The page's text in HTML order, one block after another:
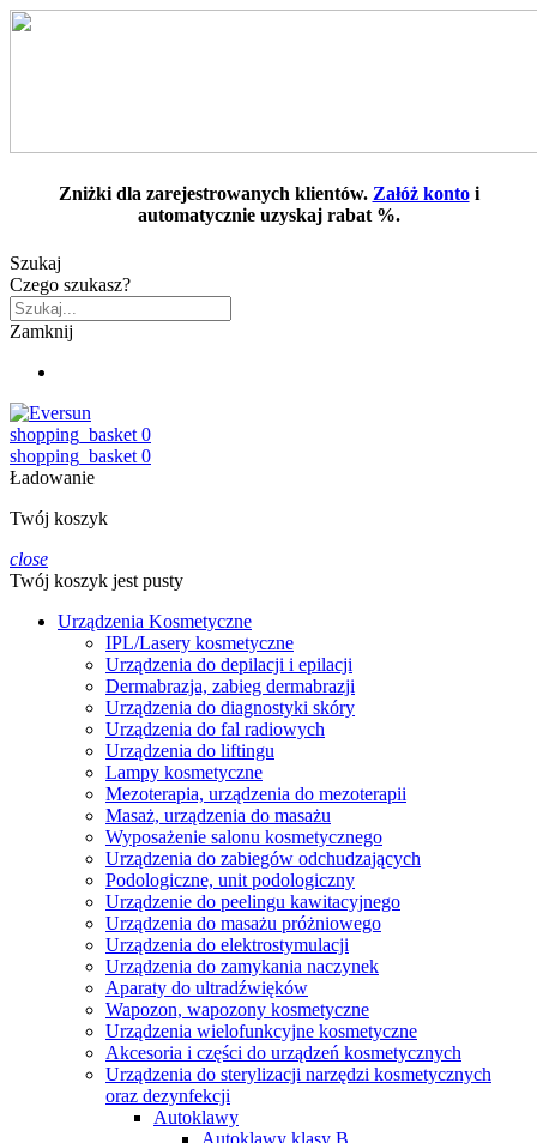
Zniżki dla zarejestrowanych klientów. Załóż kontoi
automatycznie uzyskaj rabat %.
Szukaj
Czego szukasz?
Zamknij
shopping_basket 0
shopping_basket 0
Ładowanie
Twój koszyk
close
Twój koszyk jest pusty
Urządzenia Kosmetyczne
IPL/Lasery kosmetyczne
Urządzenia do depilacji i epilacji
Dermabrazja, zabieg dermabrazji
Urządzenia do diagnostyki skóry
Urządzenia do fal radiowych
Urządzenia do liftingu
Lampy kosmetyczne
Mezoterapia, urządzenia do mezoterapii
Masaż, urządzenia do masażu
Wyposażenie salonu kosmetycznego
Urządzenia do zabiegów odchudzających
Podologiczne, unit podologiczny
Urządzenie do peelingu kawitacyjnego
Urządzenia do masażu próżniowego
Urządzenia do elektrostymulacji
Urządzenia do zamykania naczynek
Aparaty do ultradźwięków
Wapozon, wapozony kosmetyczne
Urządzenia wielofunkcyjne kosmetyczne
Akcesoria i części do urządzeń kosmetycznych
Urządzenia do sterylizacji narzędzi kosmetycznych
oraz dezynfekcji
Autoklawy
Autoklawy klasy B